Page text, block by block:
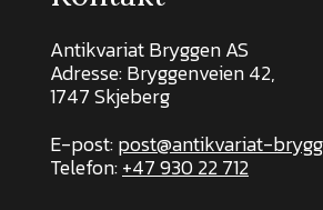
Antikvariat Bryggen AS
Adresse: Bryggenveien 42,
1747 Skjeberg
E-post:post@antikvariat-
Telefon:+47 930 22 712